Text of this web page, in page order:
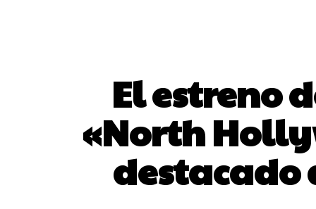
El estreno
«North
destacado